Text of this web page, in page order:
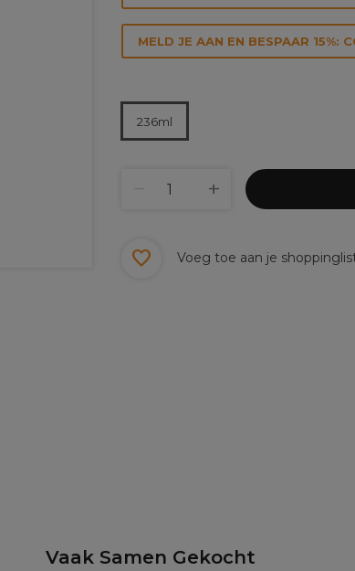
MELD JE AAN EN BESPAAR 15%:
236ml
Voeg toe aan je
Vaak Samen Gekocht